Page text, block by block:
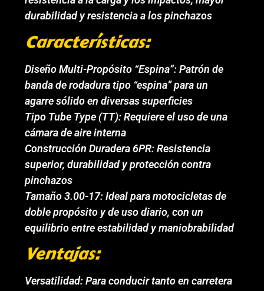
durabilidad y resistencia a los pinchazos
Características:
Diseño Multi-Propósito “Espina”: Patrón de
banda de rodadura tipo “espina” para un
agarre sólido en diversas superficies
Tipo Tube Type (TT): Requiere el uso de una
cámara de aire interna
Construcción Duradera 6PR: Resistencia
superior, durabilidad y protección contra
pinchazos
Tamaño 3.00-17: Ideal para motocicletas de
doble propósito y de uso diario, con un
equilibrio entre estabilidad y maniobrabilidad
Ventajas:
Versatilidad: Para conducir tanto en carretera